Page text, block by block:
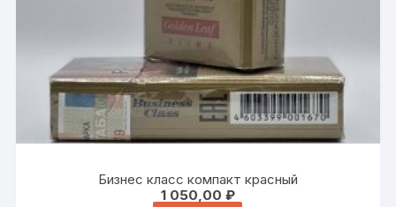
Бизнес класс компакт красный
1 050,00 ₽